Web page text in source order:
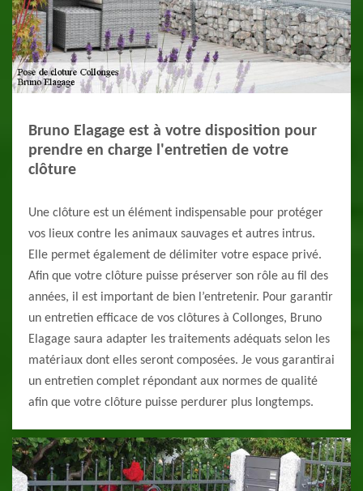
Bruno Elagage est à votre disposition pour
prendre en charge l'entretien de votre
clôture
Une clôture est un élément indispensable pour protéger
vos lieux contre les animaux sauvages et autres intrus.
Elle permet également de délimiter votre espace privé.
Afin que votre clôture puisse préserver son rôle au fil des
années, il est important de bien l’entretenir. Pour garantir
un entretien efficace de vos clôtures à Collonges, Bruno
Elagage saura adapter les traitements adéquats selon les
matériaux dont elles seront composées. Je vous garantirai
un entretien complet répondant aux normes de qualité
afin que votre clôture puisse perdurer plus longtemps.